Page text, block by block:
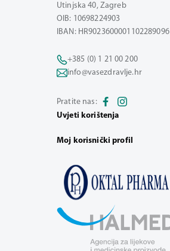
Utinjska 40, Zagreb
OIB: 10698224903
IBAN: HR9023600001102289096
+385 (0) 1 21 00 200
info@vasezdravlje.hr
Pratite nas:
Uvjeti korištenja
Moj korisnički profil